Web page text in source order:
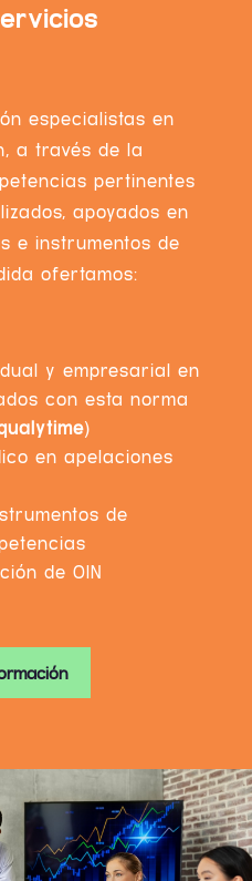
especialistas en
a través de la
pertinentes
apoyados en
e instrumentos de
ofertamos:
y empresarial en
con esta norma
)
en apelaciones
de
de OIN